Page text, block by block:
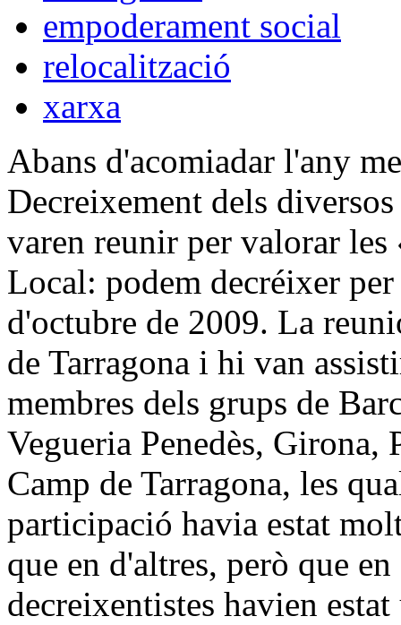
empoderament social
relocalització
xarxa
Abans d'acomiadar l'any
Decreixement dels
varen reunir per valorar
Local: podem decréixer
d'octubre de 2009. La
de Tarragona i hi van
membres dels grups de
Vegueria Penedès, Girona,
Camp de Tarragona, les
participació havia estat
que en d'altres, però que
decreixentistes havien